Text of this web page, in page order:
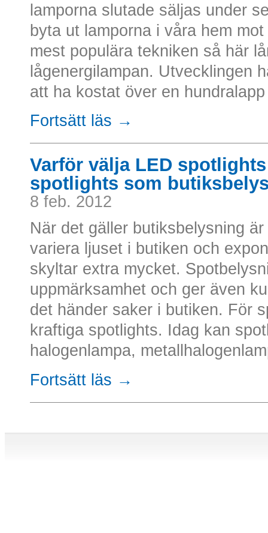
lamporna slutade säljas under
byta ut lamporna i våra hem
mest populära tekniken så här
lågenergilampan. Utvecklingen
att ha kostat över en
Fortsätt läs →
Varför välja LED
spotlights som
8 feb. 2012
När det gäller butiksbelysning
variera ljuset i butiken och
skyltar extra mycket.
uppmärksamhet och ger även
det händer saker i butiken. För
kraftiga spotlights. Idag kan
halogenlampa,
Fortsätt läs →